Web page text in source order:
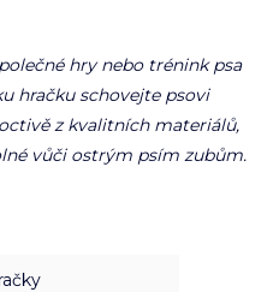
hry nebo trénink psa
hračku schovejte psovi
z kvalitních materiálů,
vůči ostrým psím zubům.